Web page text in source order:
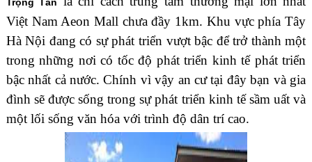
Việt Nam Aeon Mall chưa đầy 1km. Khu vực phía Tây
Hà Nội đang có sự phát triển vượt bậc để trở thành một
trong những nơi có tốc độ phát triển kinh tế phát triển
bậc nhất cả nước. Chính vì vậy an cư tại đây bạn và gia
đình sẽ được sống trong sự phát triển kinh tế sầm uất và
một lối sống văn hóa với trình độ dân trí cao.